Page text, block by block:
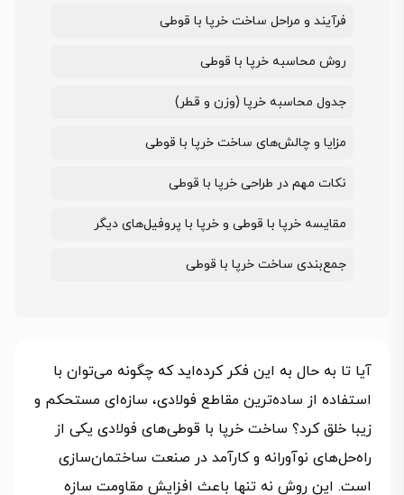
فرآیند و مراحل ساخت خرپا با قوطی
روش محاسبه خرپا با قوطی
جدول محاسبه خرپا (وزن و قطر)
مزایا و چالش‌های ساخت خرپا با قوطی
نکات مهم در طراحی خرپا با قوطی
مقایسه خرپا با قوطی و خرپا با پروفیل‌های دیگر
جمع‌بندی ساخت خرپا با قوطی
آیا تا به حال به این فکر کرده‌اید که چگونه می‌توان با
استفاده از ساده‌ترین مقاطع فولادی، سازه‌ای مستحکم و
زیبا خلق کرد؟ ساخت خرپا با قوطی‌های فولادی یکی از
راه‌حل‌های نوآورانه و کارآمد در صنعت ساختمان‌سازی
است. این روش نه تنها باعث افزایش مقاومت سازه